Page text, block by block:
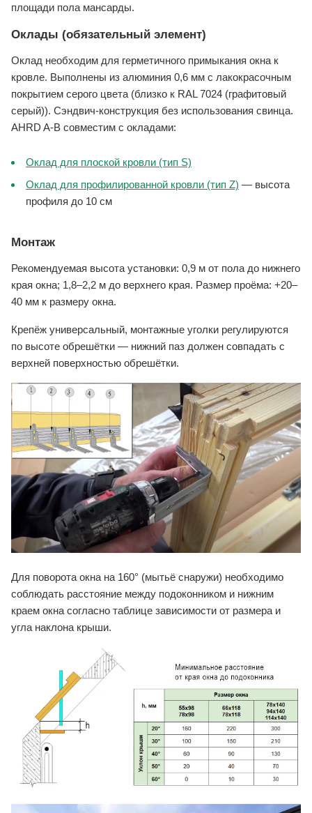
площади пола мансарды.
Оклады (обязательный элемент)
Оклад необходим для герметичного примыкания окна к
кровле. Выполнены из алюминия 0,6 мм с лакокрасочным
покрытием серого цвета (близко к RAL 7024 (графитовый
серый)). Сэндвич-конструкция без использования свинца.
AHRD A-B совместим с окладами:
Оклад для плоской кровли (тип S)
Оклад для профилированной кровли (тип Z) — высота
профиля до 10 см
Монтаж
Рекомендуемая высота установки: 0,9 м от пола до нижнего
края окна; 1,8–2,2 м до верхнего края. Размер проёма: +20–
40 мм к размеру окна.
Крепёж универсальный, монтажные уголки регулируются
по высоте обрешётки — нижний паз должен совпадать с
верхней поверхностью обрешётки.
Для поворота окна на 160° (мытьё снаружи) необходимо
соблюдать расстояние между подоконником и нижним
краем окна согласно таблице зависимости от размера и
угла наклона крыши.